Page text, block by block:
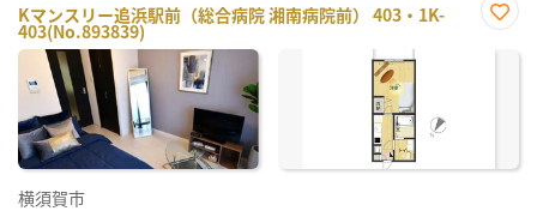
Kマンスリー追浜駅前（総合病院 湘南病院前） 403・1K-
403(No.893839)
に入
横須賀市